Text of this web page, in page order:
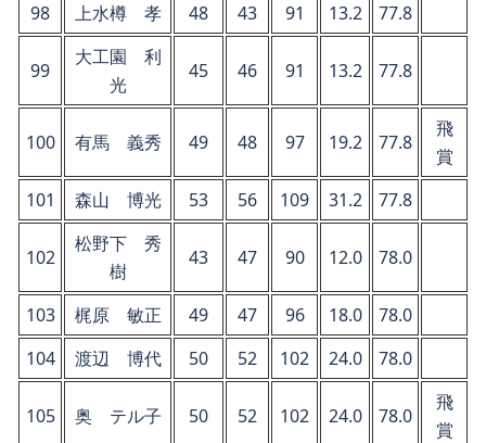
98
上水樽 孝 48 43 91 13.2 77.8
99
大工園 利
光
45 46 91 13.2 77.8
100 有馬 義秀 49 48 97 19.2 77.8
飛
賞
101
森山 博光 53 56 109 31.2 77.8
102
松野下 秀
樹
43 47 90 12.0 78.0
103 梶原 敏正 49 47 96 18.0
78.0
104
渡辺 博代 50 52 102 24.0 78.0
105 奥 テル子 50 52 102 24.0 78.0
飛
賞